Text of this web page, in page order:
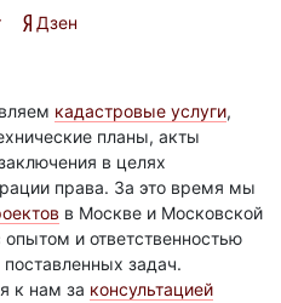
Дзен
кадастровые услуги,
планы, акты
в целях
права. За это время мы
в Москве и Московской
опытом и ответственностью
задач.
к нам за консультацией